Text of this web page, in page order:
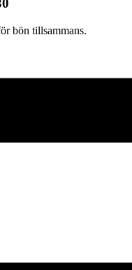
bön tillsammans.